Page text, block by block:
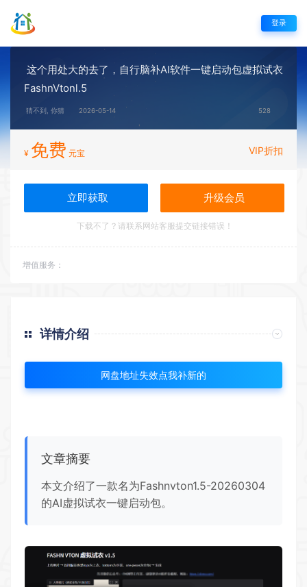
登录
这个用处大的去了，自行脑补AI软件一键启动包虚拟试衣
FashnVtonl.5
猜不到, 你猜 2026-05-14 528
¥ 免费 元宝 VIP折扣
立即获取 升级会员
下载不了？请联系网站客服提交链接错误！
增值服务：
详情介绍
网盘地址失效点我补新的
文章摘要
本文介绍了一款名为Fashnvton1.5-20260304
的AI虚拟试衣一键启动包。